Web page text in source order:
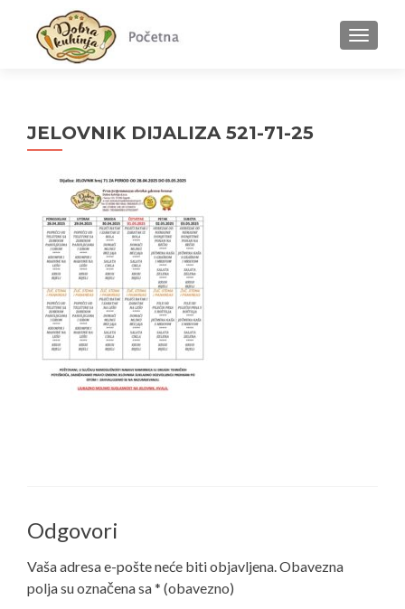
MENU
JELOVNIK DIJALIZA 521-71-25
Odgovori
Vaša adresa e-pošte neće biti objavljena.Obavezna
polja su označena sa* (obavezno)